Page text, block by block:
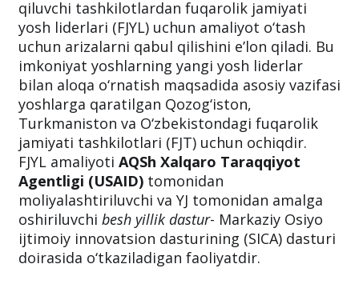
qiluvchi tashkilotlardan fuqarolik jamiyati
yosh liderlari (FJYL) uchun amaliyot o‘tash
uchun arizalarni qabul qilishini e’lon qiladi. Bu
imkoniyat yoshlarning yangi yosh liderlar
bilan aloqa o‘rnatish maqsadida asosiy vazifasi
yoshlarga qaratilgan Qozog‘iston,
Turkmaniston va O‘zbekistondagi fuqarolik
jamiyati tashkilotlari (FJT) uchun ochiqdir.
FJYL amaliyoti AQSh Xalqaro Taraqqiyot
Agentligi (USAID) tomonidan
moliyalashtiriluvchi va YJ tomonidan amalga
oshiriluvchi besh yillik dastur- Markaziy Osiyo
ijtimoiy innovatsion dasturining (SICA) dasturi
doirasida o‘tkaziladigan faoliyatdir.